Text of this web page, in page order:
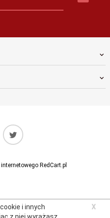
RedCart.pl
i innych
z niej wyrażasz
X